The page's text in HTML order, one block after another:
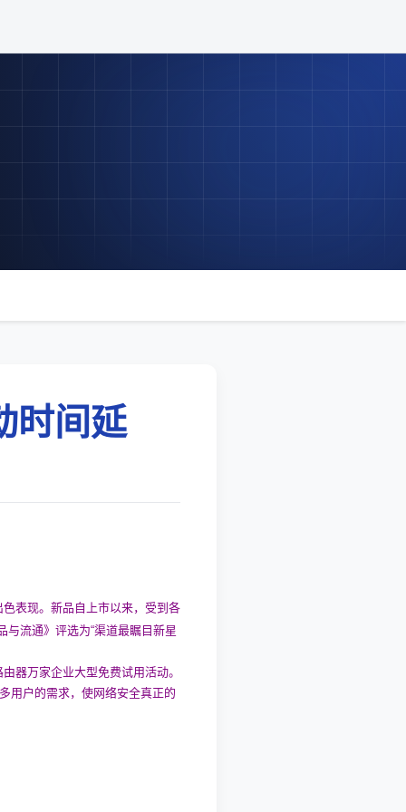
时间延
表现。新品自上市以来，受到各
与流通》评选为“渠道最瞩目新星
器万家企业大型免费试用活动。
用户的需求，使网络安全真正的